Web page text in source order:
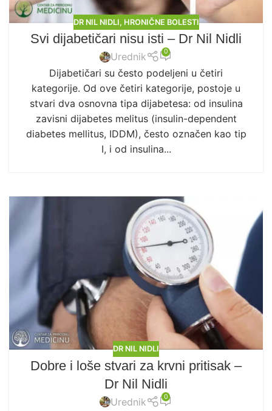
DR NIL NIDLI, HRONIČNE BOLESTI
Svi dijabetičari nisu isti – Dr Nil Nidli
Urednik 0
Dijabetičari su često podeljeni u četiri
kategorije. Od ove četiri kategorije, postoje u
stvari dva osnovna tipa dijabetesa: od insulina
zavisni dijabetes melitus (insulin-dependent
diabetes mellitus, IDDM), često označen kao tip
I, i od insulina...
DR NIL NIDLI
Dobre i loše stvari za krvni pritisak –
Dr Nil Nidli
Urednik 0